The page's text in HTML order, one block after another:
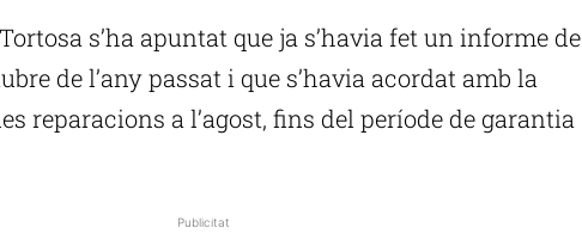
s’ha apuntat que ja s’havia fet un informe de
de l’any passat i que s’havia acordat amb la
reparacions a l’agost, fins del període de garantia
Publicitat